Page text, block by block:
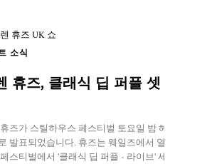
소식
휴즈, 클래식 딥 퍼플 셋 발
즈가 스틸하우스 페스티벌 토요일 밤 헤드라
발표되었습니다. 휴즈는 웨일즈에서 열리는
스티벌에서 '클래식 딥 퍼플 - 라이브' 세트를